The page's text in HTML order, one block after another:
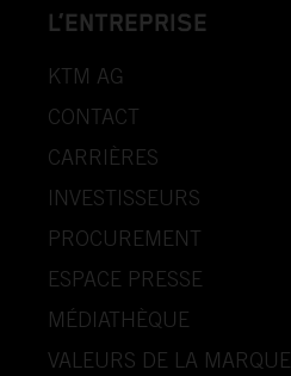
L’ENTREPRISE
KTM AG
CONTACT
CARRIÈRES
INVESTISSEURS
PROCUREMENT
ESPACE PRESSE
MÉDIATHÈQUE
VALEURS DE LA MARQUE